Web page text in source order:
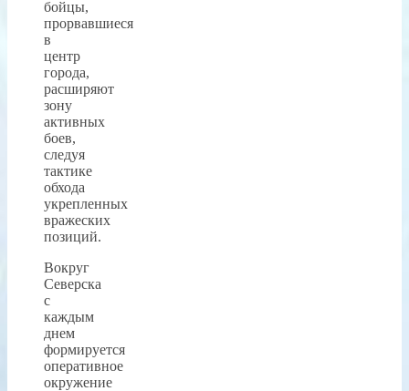
бойцы,
прорвавшиеся
в
центр
города,
расширяют
зону
активных
боев,
следуя
тактике
обхода
укрепленных
вражеских
позиций.
Вокруг
Северска
с
каждым
днем
формируется
оперативное
окружение